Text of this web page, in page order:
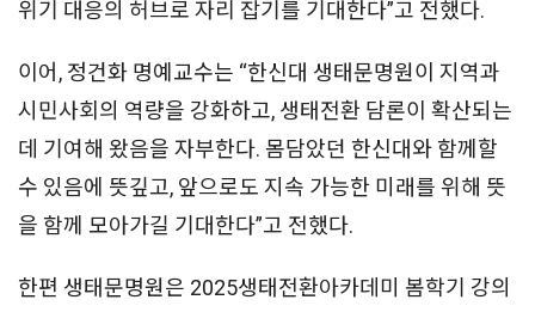
위기 대응의 허브로 자리 잡기를 기대한다”고 전했다.
이어, 정건화 명예교수는 “한신대 생태문명원이 지역과
시민사회의 역량을 강화하고, 생태전환 담론이 확산되는
데 기여해 왔음을 자부한다. 몸담았던 한신대와 함께할
수 있음에 뜻깊고, 앞으로도 지속 가능한 미래를 위해 뜻
을 함께 모아가길 기대한다”고 전했다.
한편 생태문명원은 2025생태전환아카데미 봄학기 강의